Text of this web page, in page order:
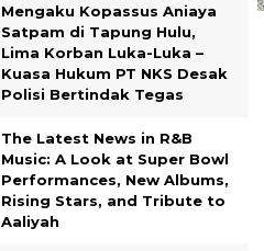
Mengaku Kopassus Aniaya
Satpam di Tapung Hulu,
Lima Korban Luka-Luka –
Kuasa Hukum PT NKS Desak
Polisi Bertindak Tegas
The Latest News in R&B
Music: A Look at Super Bowl
Performances, New Albums,
Rising Stars, and Tribute to
Aaliyah